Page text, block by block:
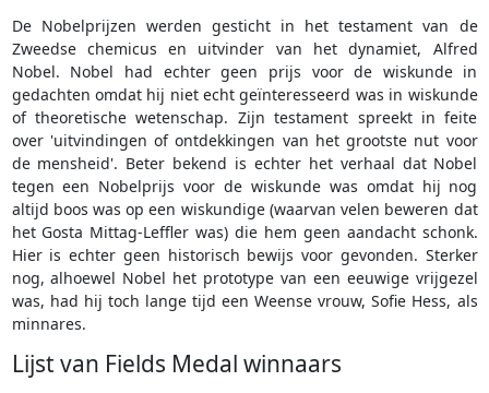
De Nobelprijzen werden gesticht in het testament van de
Zweedse chemicus en uitvinder van het dynamiet, Alfred
Nobel. Nobel had echter geen prijs voor de wiskunde in
gedachten omdat hij niet echt geïnteresseerd was in wiskunde
of theoretische wetenschap. Zijn testament spreekt in feite
over 'uitvindingen of ontdekkingen van het grootste nut voor
de mensheid'. Beter bekend is echter het verhaal dat Nobel
tegen een Nobelprijs voor de wiskunde was omdat hij nog
altijd boos was op een wiskundige (waarvan velen beweren dat
het Gosta Mittag-Leffler was) die hem geen aandacht schonk.
Hier is echter geen historisch bewijs voor gevonden. Sterker
nog, alhoewel Nobel het prototype van een eeuwige vrijgezel
was, had hij toch lange tijd een Weense vrouw, Sofie Hess, als
minnares.
Lijst van Fields Medal winnaars